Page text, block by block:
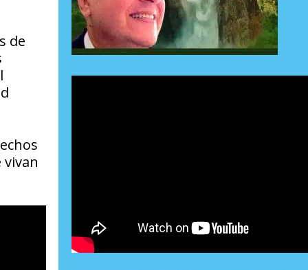
de